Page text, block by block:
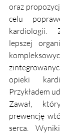
oraz
celu
kardiologii.
lepszej
opieki
Przykładem
Zawał,
prewencję
serca.